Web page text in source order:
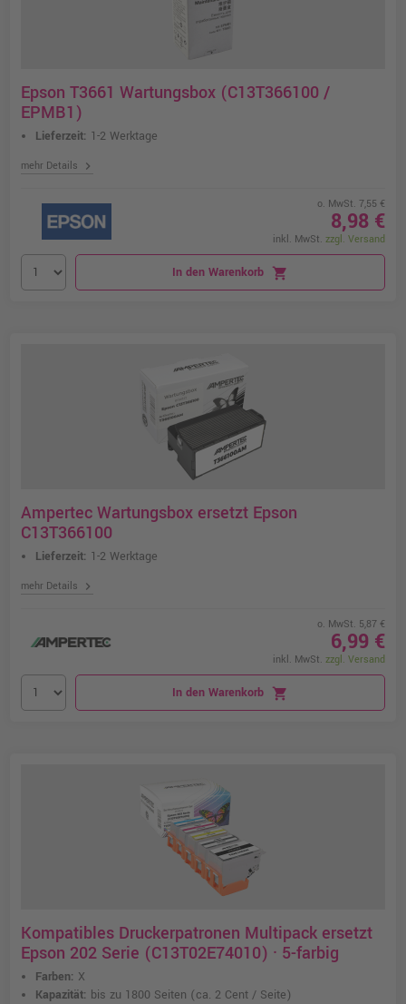
Epson T3661 Wartungsbox (C13T366100 /
EPMB1)
Lieferzeit: 1-2 Werktage
mehr Details chevron_right
o. MwSt. 7,55 €
8,98 €
inkl. MwSt. zzgl. Versand
In den Warenkorb shopping_cart
Ampertec Wartungsbox ersetzt Epson
C13T366100
Lieferzeit: 1-2 Werktage
mehr Details chevron_right
o. MwSt. 5,87 €
6,99 €
inkl. MwSt. zzgl. Versand
In den Warenkorb shopping_cart
Kompatibles Druckerpatronen Multipack ersetzt
Epson 202 Serie (C13T02E74010) · 5-farbig
Farben: X
Kapazität: bis zu 1800 Seiten (ca. 2 Cent / Seite)